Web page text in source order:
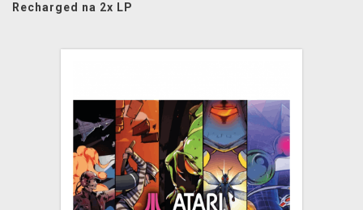
DOPRAVA
XZONE KLUB
Recharged na 2x LP